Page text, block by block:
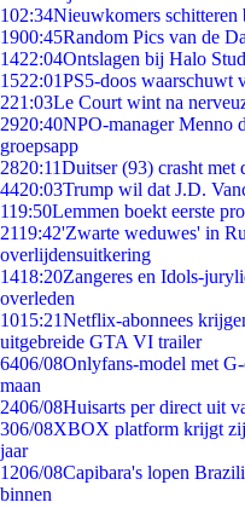
102:34Nieuwkomers schitteren
1900:45Random Pics van de
1422:04Ontslagen bij Halo
1522:01PS5-doos waarschuwt
221:03Le Court wint na
2920:40NPO-manager Menno
groepsapp
2820:11Duitser (93) crasht met
4420:03Trump wil dat J.D.
119:50Lemmen boekt eerste
2119:42'Zwarte weduwes' in
overlijdensuitkering
1418:20Zangeres en Idols-
overleden
1015:21Netflix-abonnees
uitgebreide GTA VI trailer
6406/08Onlyfans-model met
maan
2406/08Huisarts per direct uit
306/08XBOX platform krijgt
jaar
1206/08Capibara's lopen
binnen